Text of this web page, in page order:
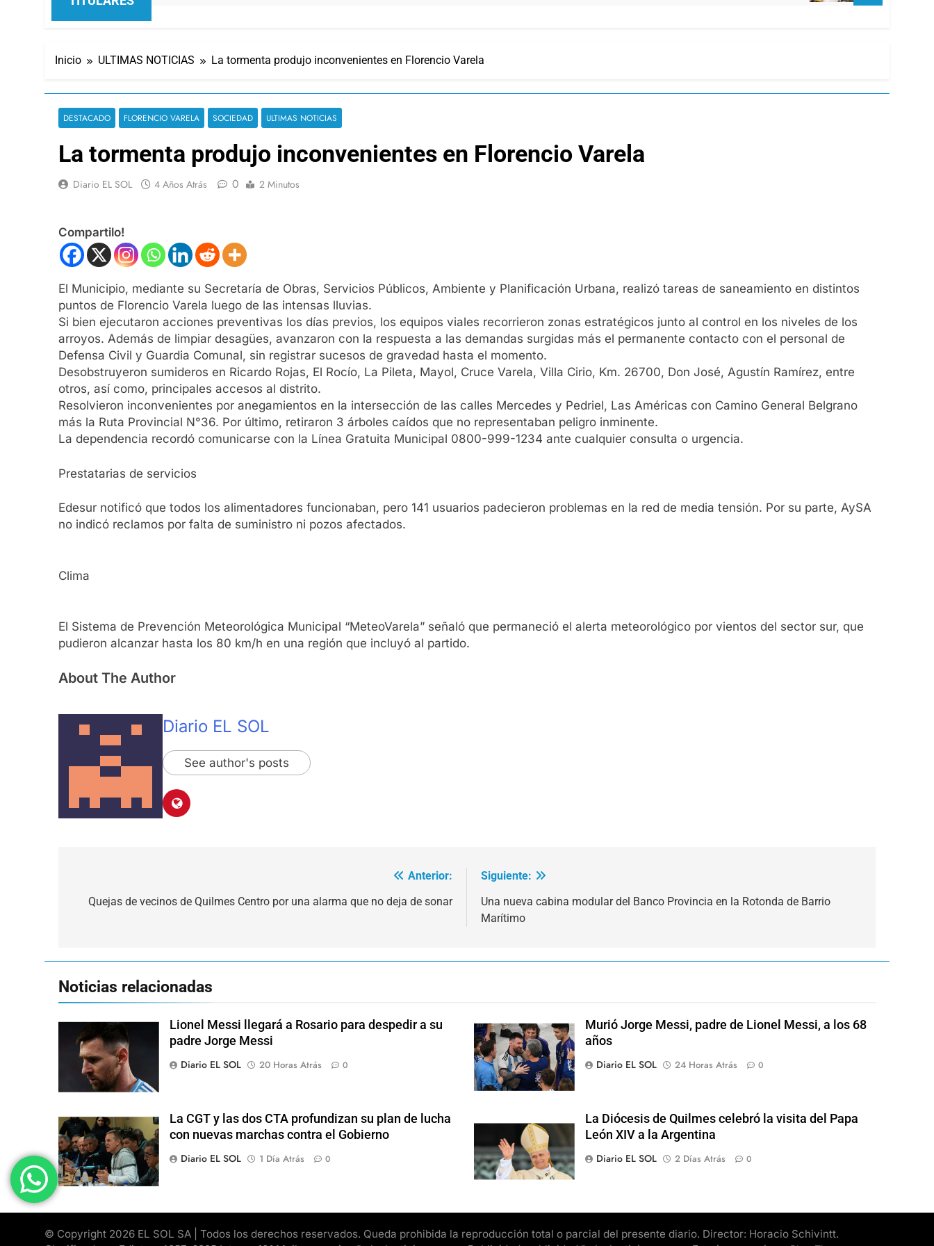
Inicio ULTIMAS NOTICIAS La tormenta produjo inconvenientes en Florencio Varela
DESTACADO FLORENCIO VARELA SOCIEDAD ULTIMAS NOTICIAS
La tormenta produjo inconvenientes en Florencio Varela
Diario EL SOL 4 Años Atrás 0 2 Minutos
Compartilo!
El Municipio, mediante su Secretaría de Obras, Servicios Públicos, Ambiente y Planificación Urbana, realizó tareas de saneamiento en distintos
puntos de Florencio Varela luego de las intensas lluvias.
Si bien ejecutaron acciones preventivas los días previos, los equipos viales recorrieron zonas estratégicos junto al control en los niveles de los
arroyos. Además de limpiar desagües, avanzaron con la respuesta a las demandas surgidas más el permanente contacto con el personal de
Defensa Civil y Guardia Comunal, sin registrar sucesos de gravedad hasta el momento.
Desobstruyeron sumideros en Ricardo Rojas, El Rocío, La Pileta, Mayol, Cruce Varela, Villa Cirio, Km. 26700, Don José, Agustín Ramírez, entre
otros, así como, principales accesos al distrito.
Resolvieron inconvenientes por anegamientos en la intersección de las calles Mercedes y Pedriel, Las Américas con Camino General Belgrano
más la Ruta Provincial N°36. Por último, retiraron 3 árboles caídos que no representaban peligro inminente.
La dependencia recordó comunicarse con la Línea Gratuita Municipal 0800-999-1234 ante cualquier consulta o urgencia.
Prestatarias de servicios
Edesur notificó que todos los alimentadores funcionaban, pero 141 usuarios padecieron problemas en la red de media tensión. Por su parte, AySA
no indicó reclamos por falta de suministro ni pozos afectados.
Clima
El Sistema de Prevención Meteorológica Municipal “MeteoVarela” señaló que permaneció el alerta meteorológico por vientos del sector sur, que
pudieron alcanzar hasta los 80 km/h en una región que incluyó al partido.
About The Author
Diario EL SOL
See author's posts
de
Anterior:
Quejas de vecinos de Quilmes Centro por una alarma que no deja de sonar
Siguiente:
Una nueva cabina modular del Banco Provincia en la Rotonda de Barrio
Marítimo
Noticias relacionadas
Lionel Messi llegará a Rosario para despedir a su
padre Jorge Messi
Diario EL SOL
20 Horas Atrás 0
Murió Jorge Messi, padre de Lionel Messi, a los 68
años
Diario EL SOL
24 Horas Atrás 0
La CGT y las dos CTA profundizan su plan de lucha
con nuevas marchas contra el Gobierno
Diario EL SOL
1 Día Atrás 0
La Diócesis de Quilmes celebró la visita del Papa
León XIV a la Argentina
Diario EL SOL
2 Días Atrás 0
© Copyright 2026 EL SOL SA | Todos los derechos reservados. Queda prohibida la reproducción total o parcial del presente diario. Director: Horacio Schivintt.